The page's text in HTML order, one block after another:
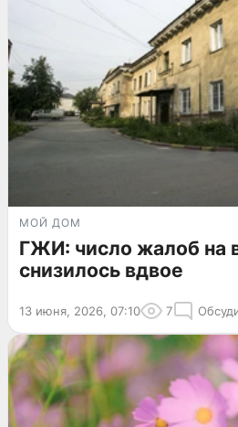
МОЙ ДОМ
ГЖИ: число жалоб на
снизилось вдвое
13 июня, 2026, 07:10 7